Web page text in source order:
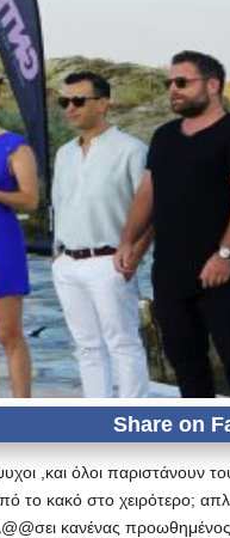
,και όλοι παριστάνουν
το κακό στο χειρότερο;
κανένας